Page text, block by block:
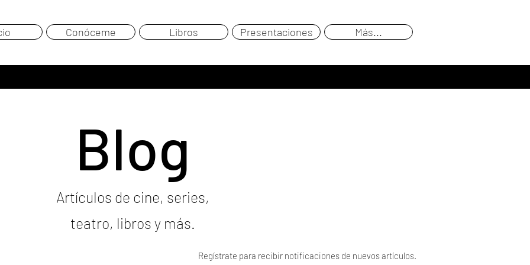
Conóceme Libros Presentaciones Más...
Blog
Artículos de cine, series,
teatro, libros y más.
Regístrate para recibir notificaciones de nuevos artículos.